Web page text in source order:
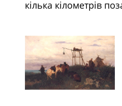
кілька кілометрів